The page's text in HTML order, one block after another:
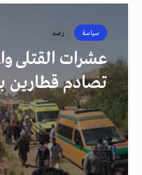
سياسة رصد
عشرات القتلى
تصادم قطارين